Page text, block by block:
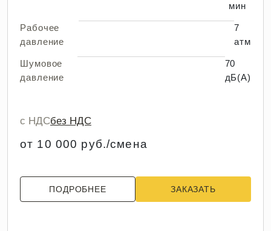
мин
Рабочее
давление
7
атм
Шумовое
давление
70
дБ(А)
с НДСбез НДС
от 10 000 руб./смена
ПОДРОБНЕЕ ЗАКАЗАТЬ